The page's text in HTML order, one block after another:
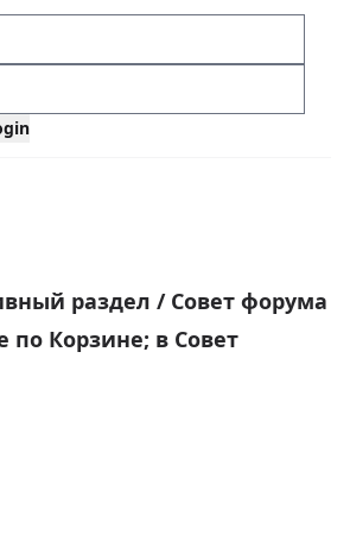
раздел / Совет форума
по Корзине; в Совет